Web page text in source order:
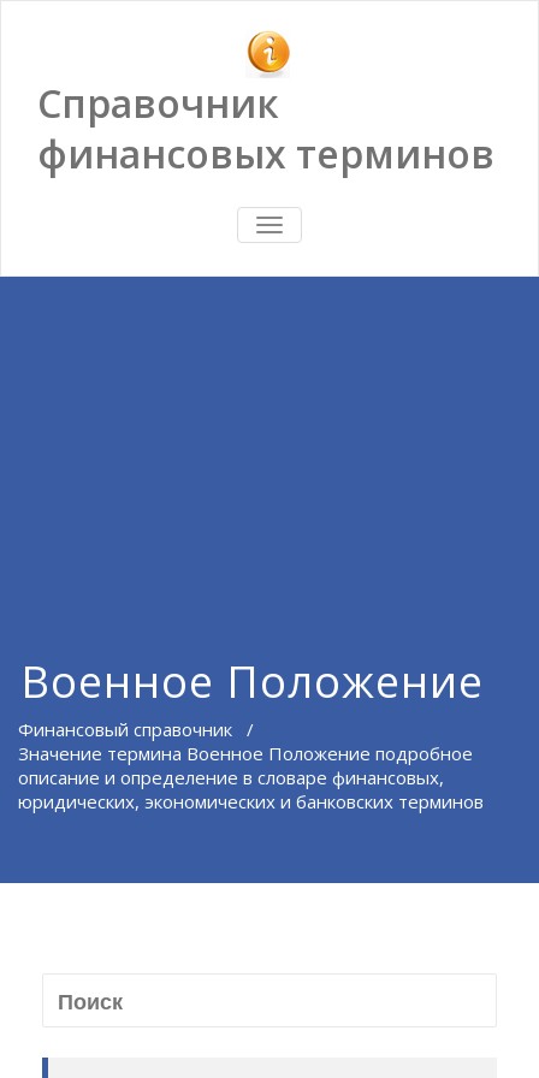
Справочник
финансовых терминов
ПОКАЗАТЬ/
СКРЫТЬ
Военное Положение
Финансовый справочник /
Значение термина Военное Положение подробное
описание и определение в словаре финансовых,
юридических, экономических и банковских терминов